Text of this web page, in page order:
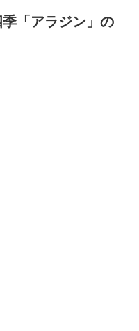
季「アラジン」の